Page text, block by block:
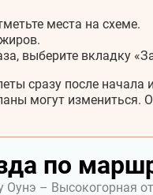
места на схеме.
выберите вкладку
сразу после
могут измениться.
по
– Высокогорная